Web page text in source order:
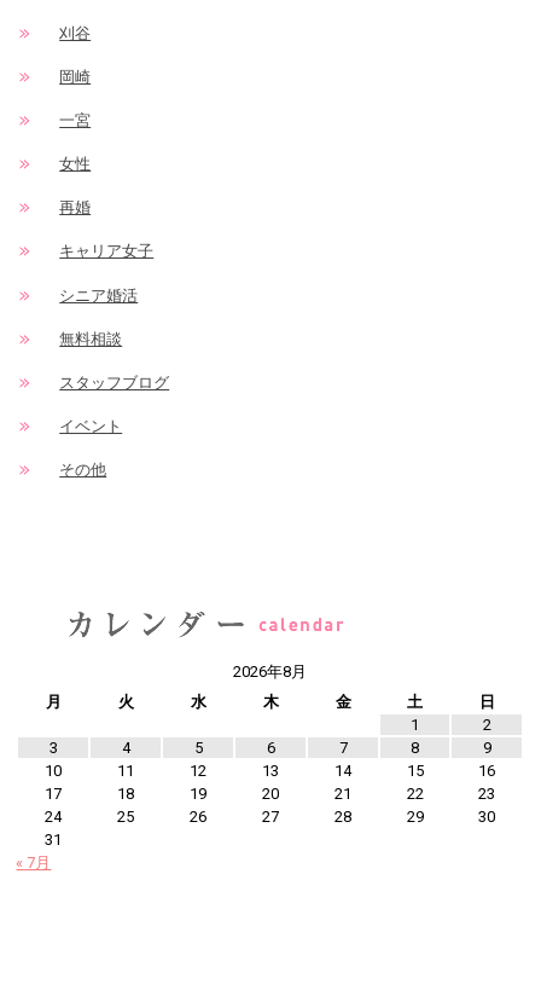
刈谷
岡崎
一宮
女性
再婚
キャリア女子
シニア婚活
無料相談
スタッフブログ
イベント
その他
2026年8月
月
火 水 木 金 土
日
1
2
3
4 5 6 7 8
9
10
11 12 13 14 15
16
17
18 19 20 21 22
23
24
25 26 27 28 29
30
31
« 7月